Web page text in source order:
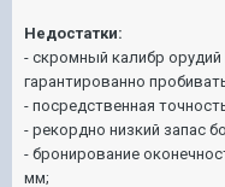
Недостатки:
- скромный калибр
гарантированно
- посредственная
- рекордно низкий запас
- бронирование
мм;